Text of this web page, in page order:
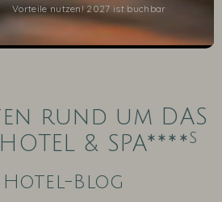
Vorteile nutzen! 2027 ist buchbar
rund um DAS
& SPA****s
Hotel-Blog